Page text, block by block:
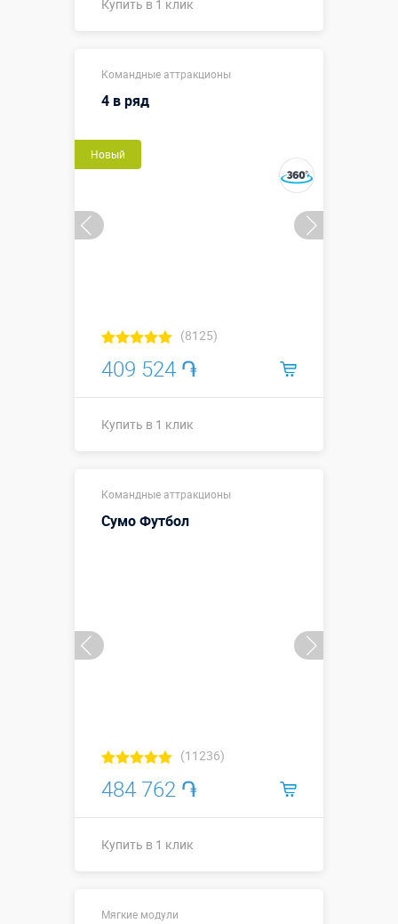
Купить в 1 клик
Командные аттракционы
4 в ряд
Новый
(8125)
409 524 ֏
Купить в 1 клик
Командные аттракционы
Сумо Футбол
(11236)
484 762 ֏
Купить в 1 клик
Мягкие модули